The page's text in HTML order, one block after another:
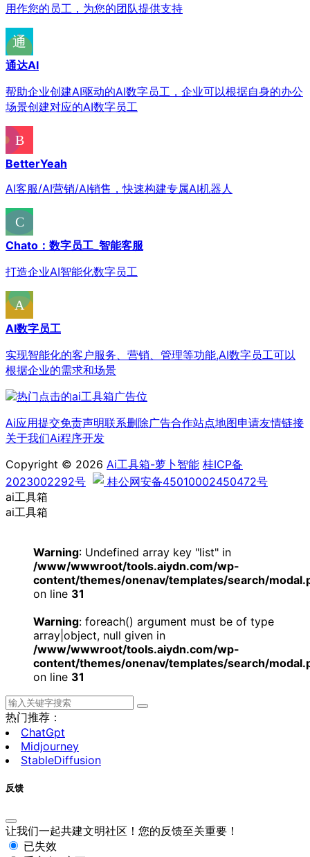
用作您的员工，为您的团队提供支持
通达AI
帮助企业创建AI驱动的AI数字员工，企业可以根据自身的办公
场景创建对应的AI数字员工
BetterYeah
AI客服/AI营销/AI销售，快速构建专属AI机器人
Chato：数字员工_智能客服
打造企业AI智能化数字员工
AI数字员工
实现智能化的客户服务、营销、管理等功能,AI数字员工可以
根据企业的需求和场景
Ai应用提交免责声明联系删除广告合作站点地图申请友情链接
关于我们Ai程序开发
Copyright © 2026 Ai工具箱-萝卜智能 桂ICP备
2023002292号
桂公网安备45010002450472号
ai工具箱
ai工具箱
Warning: Undefined array key "list" in
/www/wwwroot/tools.aiydn.com/wp-
content/themes/onenav/templates/search/
on line 31
Warning: foreach() argument must be of type
array|object, null given in
/www/wwwroot/tools.aiydn.com/wp-
content/themes/onenav/templates/search/
on line 31
热门推荐：
ChatGpt
Midjourney
StableDiffusion
反馈
让我们一起共建文明社区！您的反馈至关重要！
已失效